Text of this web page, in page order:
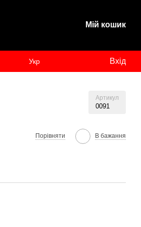
Мій кошик
Укр Вхід
Артикул
0091
Порівняти В бажання